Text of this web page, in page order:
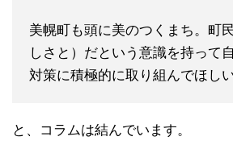
美幌町も頭に美のつくまち。町
しさと）だという意識を持って
対策に積極的に取り組んでほしい
と、コラムは結んでいます。